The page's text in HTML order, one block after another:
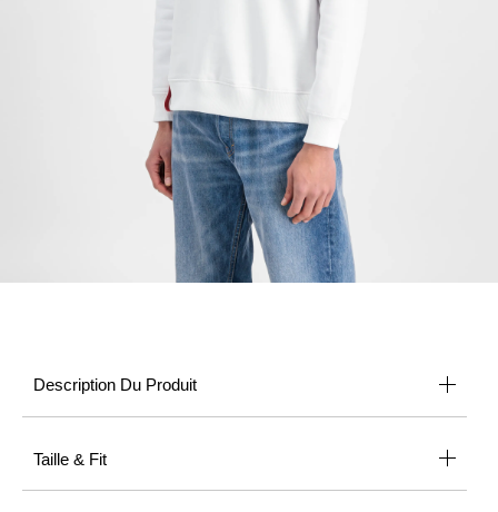
Description Du Produit
Taille & Fit